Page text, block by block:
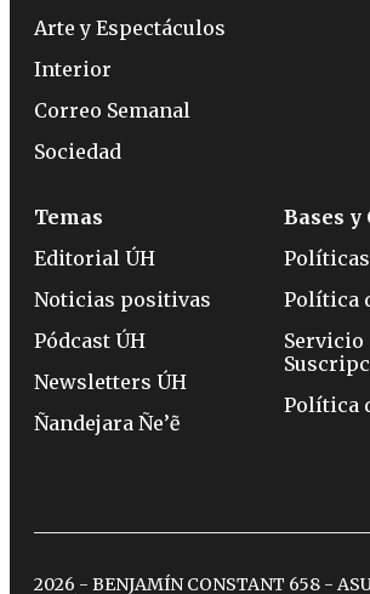
Arte y Espectáculos
Interior
Correo Semanal
Sociedad
Temas
Editorial ÚH
Noticias positivas
Pódcast ÚH
Newsletters ÚH
Ñandejara Ñe’ẽ
Bases y
Política
Servicio
Política
2026 - BENJAMÍN CONSTANT 658 -